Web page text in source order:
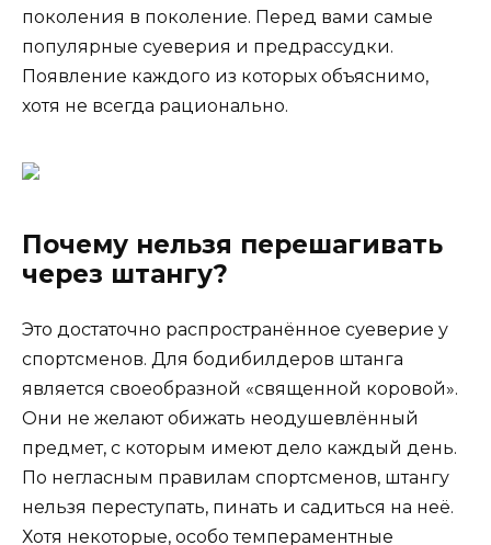
поколения в поколение. Перед вами самые
популярные суеверия и предрассудки.
Появление каждого из которых объяснимо,
хотя не всегда рационально.
Почему нельзя перешагивать
через штангу?
Это достаточно распространённое суеверие у
спортсменов. Для бодибилдеров штанга
является своеобразной «священной коровой».
Они не желают обижать неодушевлённый
предмет, с которым имеют дело каждый день.
По негласным правилам спортсменов, штангу
нельзя переступать, пинать и садиться на неё.
Хотя некоторые, особо темпераментные